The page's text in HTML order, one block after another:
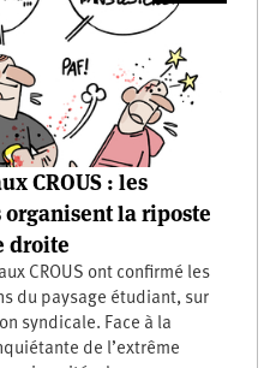
CROUS : les
la riposte
droite
CROUS ont confirmé les
du paysage étudiant, sur
syndicale. Face à la
de l’extrême